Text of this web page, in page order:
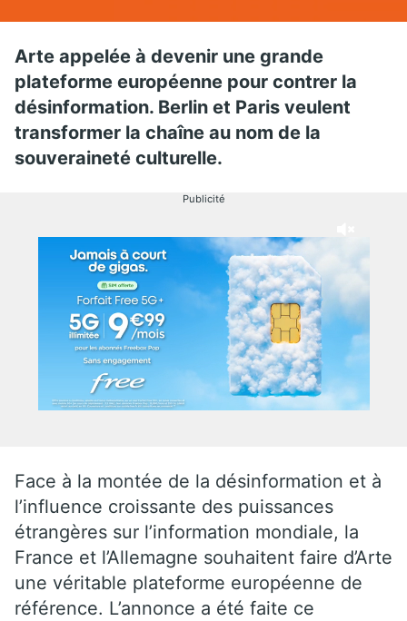
Arte appelée à devenir une grande
plateforme européenne pour contrer la
désinformation. Berlin et Paris veulent
transformer la chaîne au nom de la
souveraineté culturelle.
Publicité
Face à la montée de la désinformation et à
l’influence croissante des puissances
étrangères sur l’information mondiale, la
France et l’Allemagne souhaitent faire d’Arte
une véritable plateforme européenne de
référence. L’annonce a été faite ce